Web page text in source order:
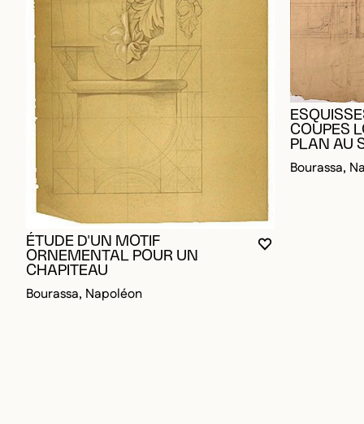
VOUS DEVEZ
FERMER LA
OUVRIR LA
ÉTUDE D'UN MOTIF
ORNEMENTAL POUR UN
CHAPITEAU
Bourassa, Napoléon
COUPES
PLAN AU
Bourassa,